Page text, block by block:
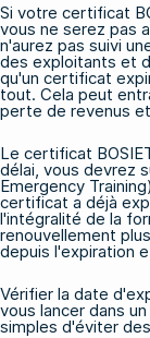
Si votre certificat
vous ne serez pas
n'aurez pas suivi
des exploitants et
qu'un certificat
tout. Cela peut
perte de revenus
Le certificat
délai, vous devrez
Emergency Training)
certificat a déjà
l'intégralité de la
renouvellement
depuis l'expiration
Vérifier la date
vous lancer dans
simples d'éviter